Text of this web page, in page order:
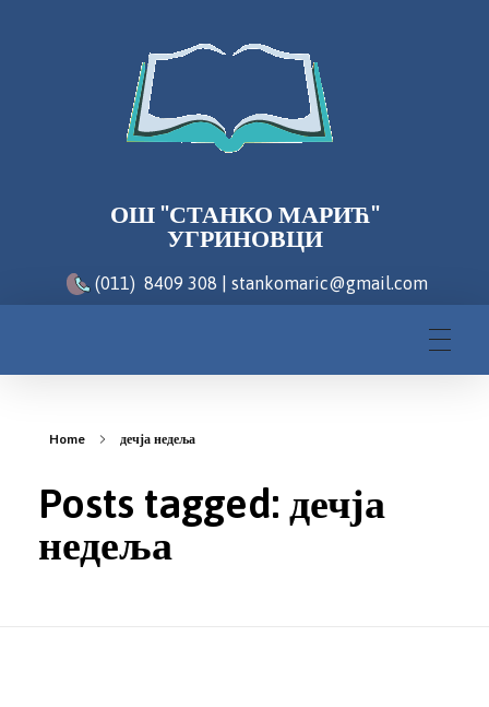
ОШ "СТАНКО МАРИЋ"
УГРИНОВЦИ
(011) 8409 308 | stankomaric@gmail.com
Home дечја недеља
Posts tagged: дечја
недеља